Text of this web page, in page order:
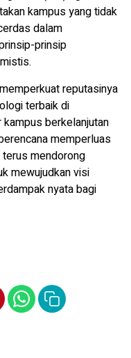
kampus yang tidak
dalam
prinsip
reputasinya
terbaik di
berkelanjutan
memperluas
mendorong
mewujudkan visi
nyata bagi